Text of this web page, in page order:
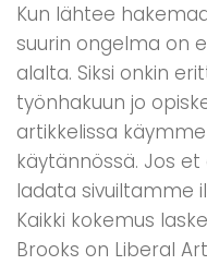
Kun lähtee
suurin ongelma on
alalta. Siksi onkin
työnhakuun jo
artikkelissa
käytännössä. Jos
ladata sivuiltamme
Kaikki kokemus
Brooks on Liberal